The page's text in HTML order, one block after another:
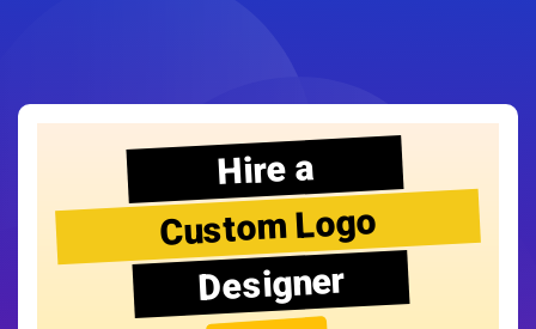
Hire a
Custom Logo
Designer